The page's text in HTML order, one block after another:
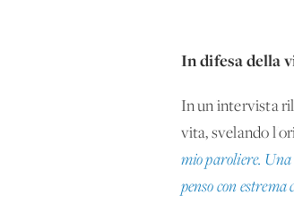
In difesa della
In un'intervista
vita, svelando
mio paroliere. Una
penso con estrema